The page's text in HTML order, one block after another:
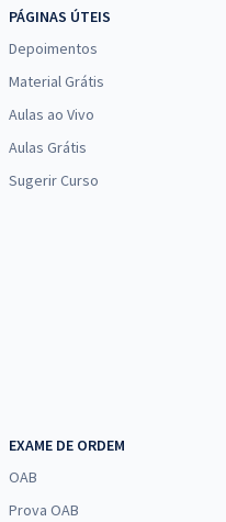
PÁGINAS ÚTEIS
Depoimentos
Material Grátis
Aulas ao Vivo
Aulas Grátis
Sugerir Curso
EXAME DE ORDEM
OAB
Prova OAB